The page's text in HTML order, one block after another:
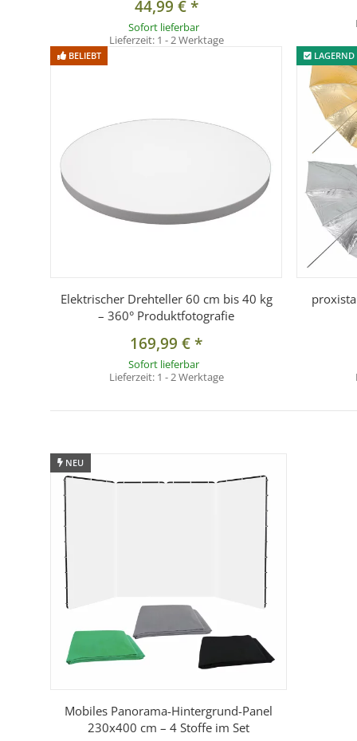
44,99 €*
Sofort lieferbar
Lieferzeit: 1 - 2 Werktage
BELIEBT
Elektrischer Drehteller 60 cm bis 40 kg
– 360° Produktfotografie
169,99 €*
Sofort lieferbar
Lieferzeit: 1 - 2 Werktage
LAGERND
NEU
Mobiles Panorama-Hintergrund-Panel
230x400 cm – 4 Stoffe im Set